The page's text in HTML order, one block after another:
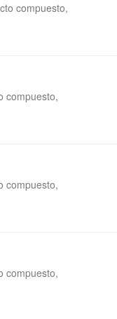
compuesto,
compuesto,
compuesto,
compuesto,